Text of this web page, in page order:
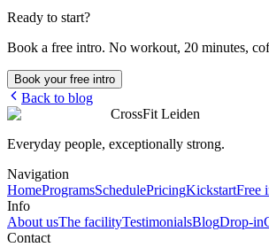
Ready to start?
Book a free intro. No workout, 20 minutes,
Book your free intro
Back to blog
CrossFit Leiden
Everyday people, exceptionally strong.
Navigation
HomeProgramsSchedulePricingKickstartFree
Info
About usThe facilityTestimonialsBlogDrop-in
Contact